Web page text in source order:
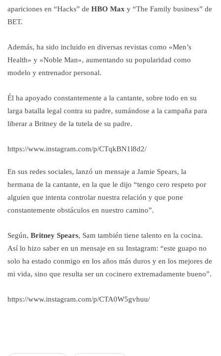
apariciones en “Hacks” de HBO Max y “The Family business” de
BET.
Además, ha sido incluido en diversas revistas como «Men’s
Health» y «Noble Man», aumentando su popularidad como
modelo y entrenador personal.
Él ha apoyado constantemente a la cantante, sobre todo en su
larga batalla legal contra su padre, sumándose a la campaña para
liberar a Britney de la tutela de su padre.
https://www.instagram.com/p/CTqkBN1l8d2/
En sus redes sociales, lanzó un mensaje a Jamie Spears, la
hermana de la cantante, en la que le dijo “tengo cero respeto por
alguien que intenta controlar nuestra relación y que pone
constantemente obstáculos en nuestro camino”.
Según, Britney Spears, Sam también tiene talento en la cocina.
Así lo hizo saber en un mensaje en su Instagram: “este guapo no
solo ha estado conmigo en los años más duros y en los mejores de
mi vida, sino que resulta ser un cocinero extremadamente bueno”.
https://www.instagram.com/p/CTA0W5gvhuu/